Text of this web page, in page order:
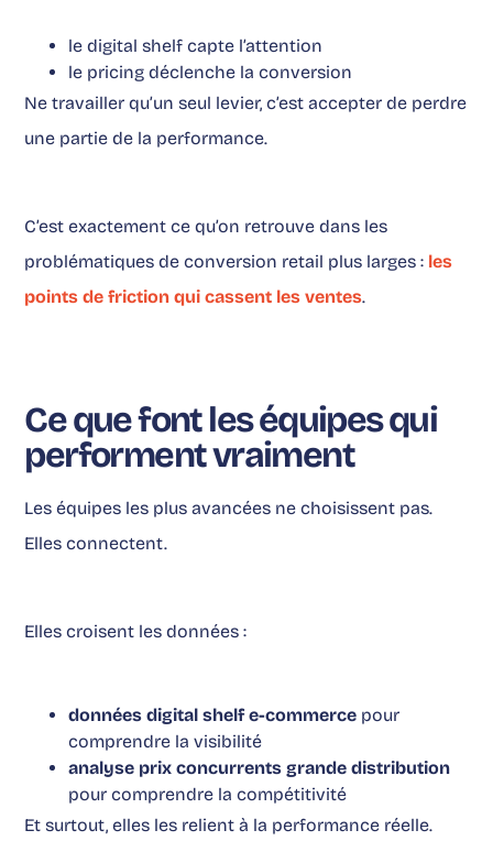
le digital shelf capte l’attention
le pricing déclenche la conversion
Ne travailler qu’un seul levier, c’est accepter de perdre
une partie de la performance.
C’est exactement ce qu’on retrouve dans les
problématiques de conversion retail plus larges : les
points de friction qui cassent les ventes.
Ce que font les équipes qui
performent vraiment
Les équipes les plus avancées ne choisissent pas.
Elles connectent.
Elles croisent les données :
données digital shelf e-commerce pour
comprendre la visibilité
analyse prix concurrents grande distribution
pour comprendre la compétitivité
Et surtout, elles les relient à la performance réelle.